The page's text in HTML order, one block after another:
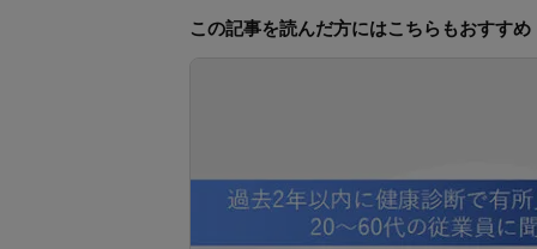
この記事を読んだ方にはこちらもおすすめ